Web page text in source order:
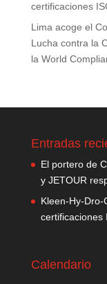
certificaciones
Lima acoge el
Lucha contra la
la World
Entradas
El portero de
y JETOUR
Kleen-Hy-
certificaciones
Calendario